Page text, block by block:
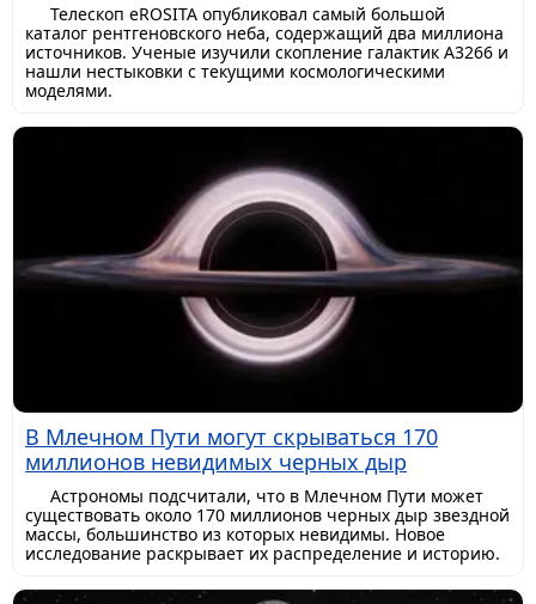
Телескоп eROSITA опубликовал самый большой
каталог рентгеновского неба, содержащий два миллиона
источников. Ученые изучили скопление галактик A3266 и
нашли нестыковки с текущими космологическими
моделями.
В Млечном Пути могут скрываться 170
миллионов невидимых черных дыр
Астрономы подсчитали, что в Млечном Пути может
существовать около 170 миллионов черных дыр звездной
массы, большинство из которых невидимы. Новое
исследование раскрывает их распределение и историю.